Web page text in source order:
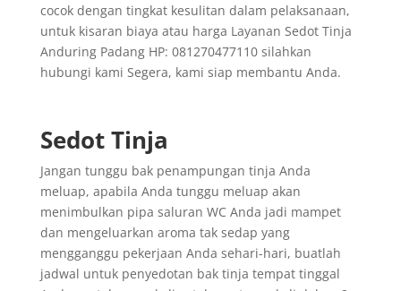
cocok dengan tingkat kesulitan dalam pelaksanaan,
untuk kisaran biaya atau harga Layanan Sedot Tinja
Anduring Padang HP: 081270477110 silahkan
hubungi kami Segera, kami siap membantu Anda.
Sedot Tinja
Jangan tunggu bak penampungan tinja Anda
meluap, apabila Anda tunggu meluap akan
menimbulkan pipa saluran WC Anda jadi mampet
dan mengeluarkan aroma tak sedap yang
mengganggu pekerjaan Anda sehari-hari, buatlah
jadwal untuk penyedotan bak tinja tempat tinggal